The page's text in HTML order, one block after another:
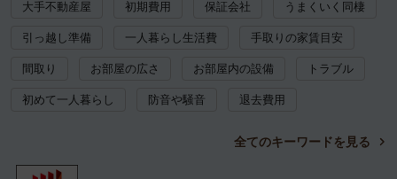
大手不動産屋 初期費用 保証会社 うまくいく同棲
引っ越し準備 一人暮らし生活費 手取りの家賃目安
間取り お部屋の広さ お部屋内の設備 トラブル
初めて一人暮らし 防音や騒音 退去費用
全てのキーワードを見る